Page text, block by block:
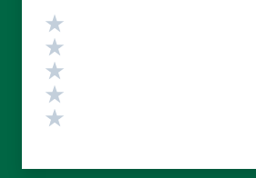
Valutazione